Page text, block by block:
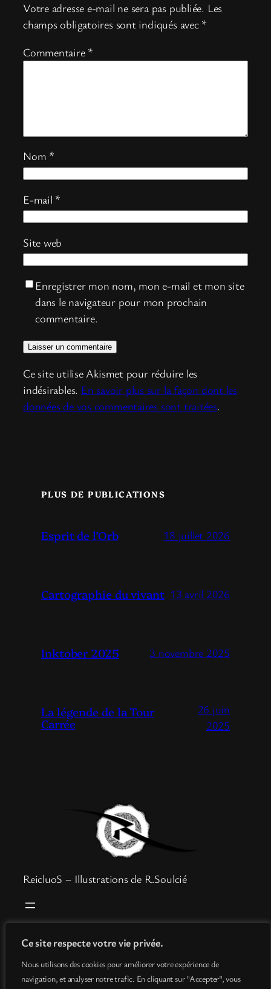
Ce site respecte votre vie privée.
Nous utilisons des cookies pour améliorer votre expérience de
navigation, et analyser notre trafic. En cliquant sur "Accepter", vous
Votre adresse e-mail ne sera pas publiée. Les
champs obligatoires sont indiqués avec *
Commentaire *
Nom *
E-mail *
Site web
Enregistrer mon nom, mon e-mail et mon site
dans le navigateur pour mon prochain
commentaire.
Ce site utilise Akismet pour réduire les
indésirables. En savoir plus sur la façon dont les
données de vos commentaires sont traitées.
PLUS DE PUBLICATIONS
Esprit de l’Orb 18 juillet 2026
Cartographie du vivant 13 avril 2026
Inktober 2025 3 novembre 2025
La légende de la Tour
Carrée
26 juin
2025
ReicluoS – Illustrations de R.Soulcié
Boutique
Info
Mentions légales
Conditions générales de vente